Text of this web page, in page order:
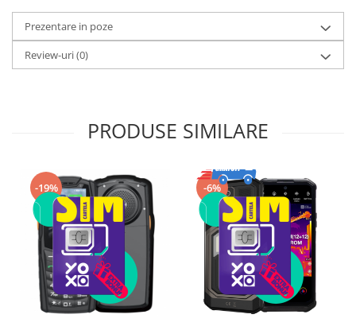
Prezentare in poze
Review-uri(0)
PRODUSE SIMILARE
-19% -6%